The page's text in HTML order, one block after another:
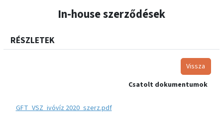
In-house szerződések
RÉSZLETEK
Vissza
Csatolt dokumentumok
GFT_VSZ_ivóvíz 2020_szerz.pdf